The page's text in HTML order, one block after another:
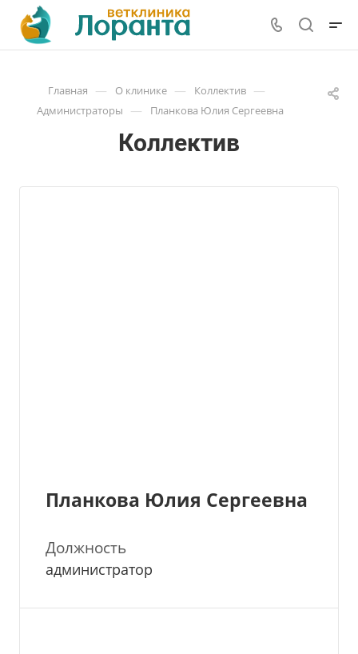
Главная — О клинике — Коллектив —
Администраторы — Планкова Юлия Сергеевна
Коллектив
Планкова Юлия Сергеевна
Должность
администратор